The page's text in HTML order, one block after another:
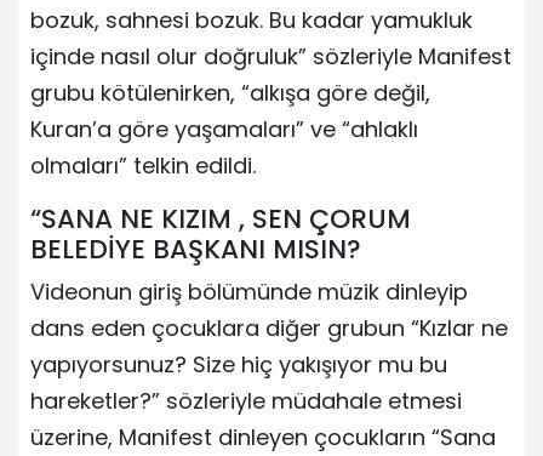
bozuk, sahnesi bozuk. Bu kadar yamukluk
içinde nasıl olur doğruluk” sözleriyle Manifest
grubu kötülenirken, “alkışa göre değil,
Kuran’a göre yaşamaları” ve “ahlaklı
olmaları” telkin edildi.
“SANA NE KIZIM , SEN ÇORUM
BELEDİYE BAŞKANI MISIN?
Videonun giriş bölümünde müzik dinleyip
dans eden çocuklara diğer grubun “Kızlar ne
yapıyorsunuz? Size hiç yakışıyor mu bu
hareketler?” sözleriyle müdahale etmesi
üzerine, Manifest dinleyen çocukların “Sana